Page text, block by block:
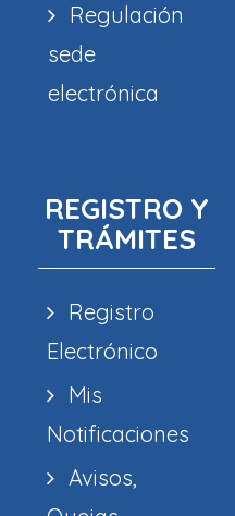
Regulación
sede
electrónica
REGISTRO Y
TRÁMITES
Registro
Electrónico
Mis
Notificaciones
Avisos,